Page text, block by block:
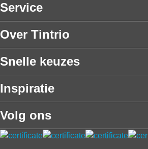
Service
Over Tintrio
Snelle keuzes
Inspiratie
Volg ons